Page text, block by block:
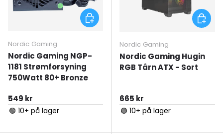
Nordic Gaming
Nordic Gaming NGP-
1181 Strømforsyning
750Watt 80+ Bronze
Normal pris
549 kr
🟢 10+ på lager
Tilføj til kurv
Nordic Gaming
Nordic Gaming Hugin
RGB Tårn ATX - Sort
Normal pris
665 kr
🟢 10+ på lager
Tilføj